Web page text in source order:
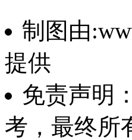
制图由
提供
免责声明
考，最终所